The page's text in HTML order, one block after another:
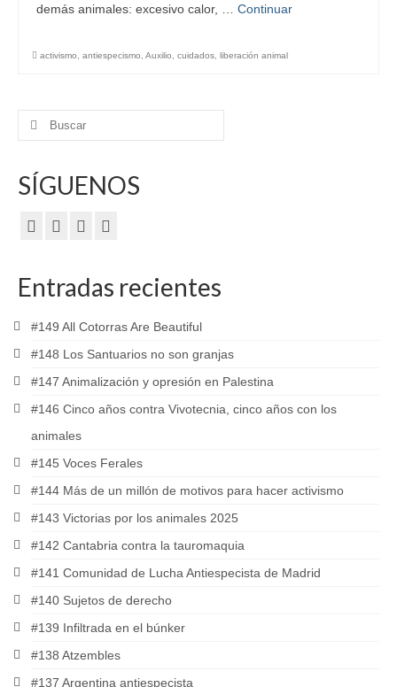
demás animales: excesivo calor, … Continuar
activismo, antiespecismo, Auxilio, cuidados, liberación animal
Buscar
SÍGUENOS
Entradas recientes
#149 All Cotorras Are Beautiful
#148 Los Santuarios no son granjas
#147 Animalización y opresión en Palestina
#146 Cinco años contra Vivotecnia, cinco años con los
animales
#145 Voces Ferales
#144 Más de un millón de motivos para hacer activismo
#143 Victorias por los animales 2025
#142 Cantabria contra la tauromaquia
#141 Comunidad de Lucha Antiespecista de Madrid
#140 Sujetos de derecho
#139 Infiltrada en el búnker
#138 Atzembles
#137 Argentina antiespecista